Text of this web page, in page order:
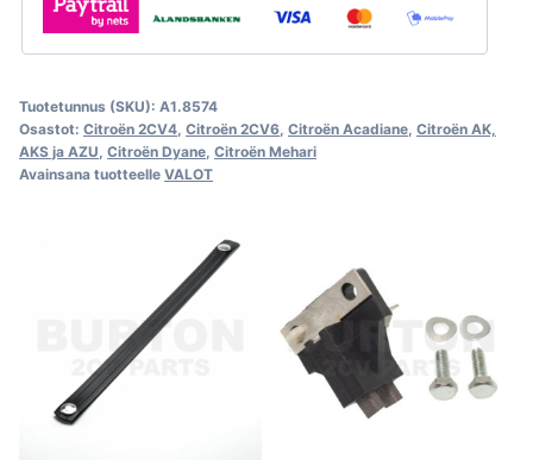
Tuotetunnus (SKU): A1.8574
Osastot: Citroën 2CV4 Citroën 2CV6 Citroën Acadiane Citroën AK,
AKS ja AZU Citroën Dyane Citroën Mehari
Avainsana tuotteelle VALOT